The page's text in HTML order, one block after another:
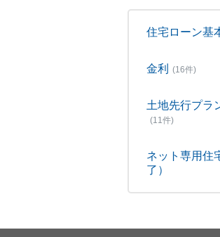
住宅ローン基
金利 (16件)
土地先行プラ
(11件)
ネット専用住
了）